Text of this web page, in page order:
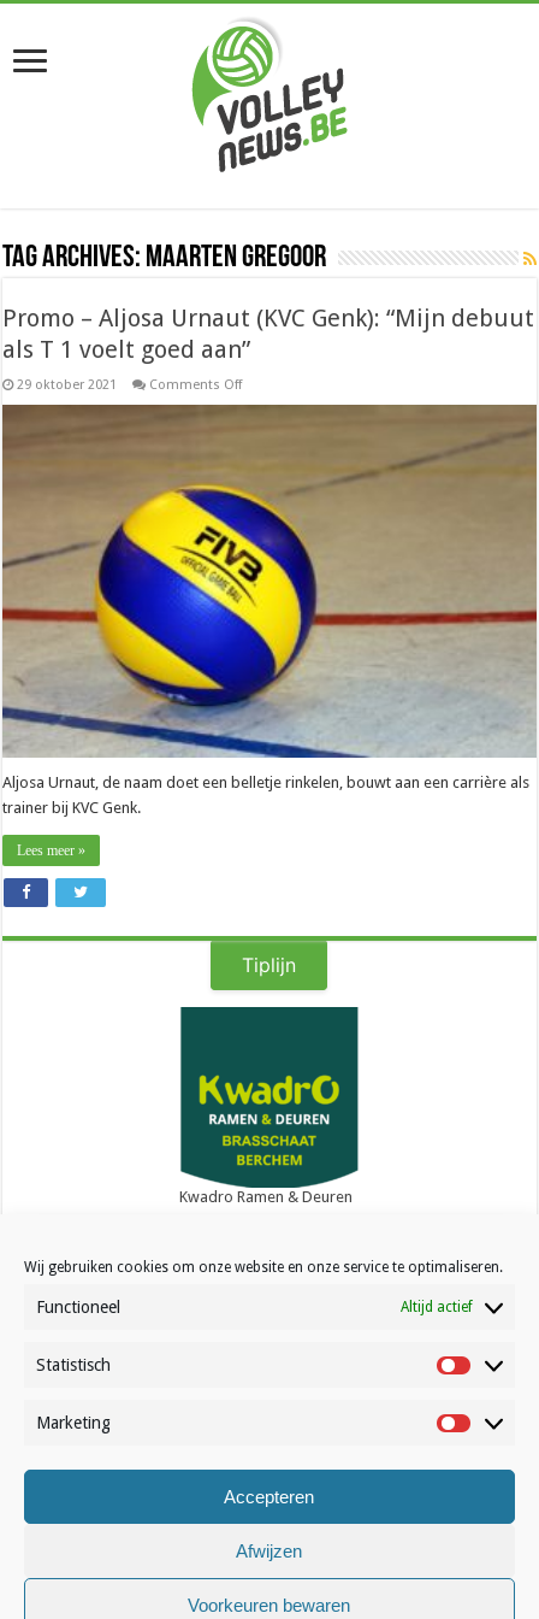
Wij gebruiken cookies om onze website en onze service te optimaliseren.
Functioneel Altijd actief
Statistisch Statistisch
Marketing
Accepteren
Afwijzen
Voorkeuren bewaren
Tag Archives: Maarten Gregoor
Promo – Aljosa Urnaut (KVC Genk): “Mijn debuut
als T 1 voelt goed aan”
29 oktober 2021 Comments Offon
“Mijn
debuut
als
T
1
voelt
goed
aan”
Aljosa Urnaut, de naam doet een belletje rinkelen, bouwt aan een carrière als
trainer bij KVC Genk.
Lees meer »
Tiplijn
Kwadro Ramen & Deuren
Contact
© Volleynews.be2026
Algemene voorwaarden|Privacy
Nederlands